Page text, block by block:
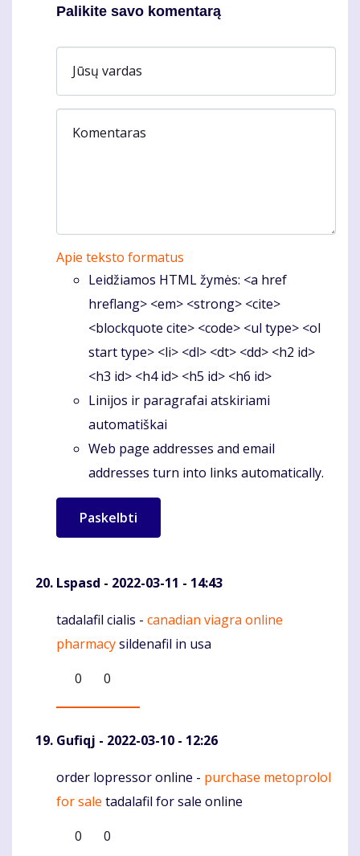
Palikite savo komentarą
Jūsų vardas
Komentaras
Apie teksto formatus
Leidžiamos HTML žymės: <a href
hreflang> <em> <strong> <cite>
<blockquote cite> <code> <ul type> <ol
start type> <li> <dl> <dt> <dd> <h2 id>
<h3 id> <h4 id> <h5 id> <h6 id>
Linijos ir paragrafai atskiriami
automatiškai
Web page addresses and email
addresses turn into links automatically.
Lspasd - 2022-03-11 - 14:43
Komentaras
tadalafil cialis - canadian viagra online
pharmacysildenafil in usa
0
0
Gufiqj - 2022-03-10 - 12:26
Komentaras
order lopressor online - purchase metoprolol
for sale tadalafil for sale online
0
0